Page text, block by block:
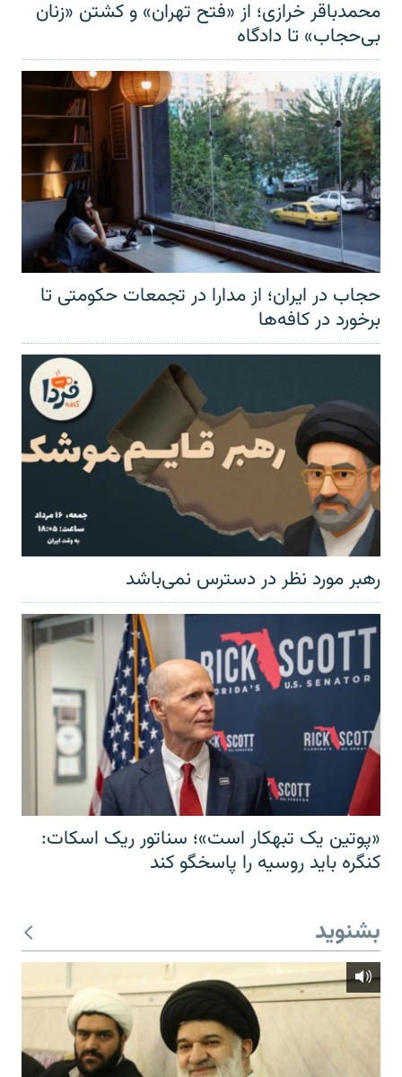
محمدباقر خرازی؛ از «فتح تهران» و کشتن «زنان
بی‌حجاب» تا دادگاه
حجاب در ایران؛ از مدارا در تجمعات حکومتی تا
برخورد در کافه‌ها
رهبر مورد نظر در دسترس نمی‌باشد
«پوتین یک تبهکار است»؛ سناتور ریک اسکات:
کنگره باید روسیه را پاسخگو کند
بشنوید